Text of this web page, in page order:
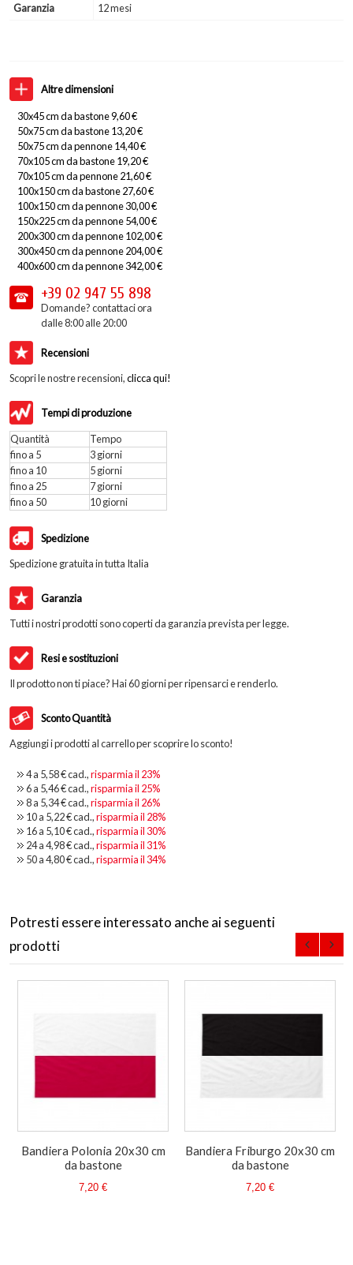
Altre dimensioni
30x45 cm da bastone 9,60 €
50x75 cm da bastone 13,20 €
50x75 cm da pennone 14,40 €
70x105 cm da bastone 19,20 €
70x105 cm da pennone 21,60 €
100x150 cm da bastone 27,60 €
100x150 cm da pennone 30,00 €
150x225 cm da pennone 54,00 €
200x300 cm da pennone 102,00 €
300x450 cm da pennone 204,00 €
400x600 cm da pennone 342,00 €
+39 02 947 55 898
Domande? contattaci ora
dalle 8:00 alle 20:00
Recensioni
Scopri le nostre recensioni,clicca qui!
Tempi di produzione
Quantità
Tempo
fino a 5
3 giorni
fino a 10
5 giorni
fino a 25
7 giorni
fino a 50
10 giorni
Spedizione
Spedizione gratuita in tutta Italia
Garanzia
Tutti i nostri prodotti sono coperti da garanzia prevista per legge.
Resi e sostituzioni
Il prodotto non ti piace? Hai 60 giorni per ripensarci e renderlo.
Sconto Quantità
Aggiungi i prodotti al carrello per scoprire lo sconto!
4 a 5,58 €cad.,risparmia il 23%
6 a 5,46 €cad.,risparmia il 25%
8 a 5,34 €cad.,risparmia il 26%
10 a 5,22 €cad.,risparmia il 28%
16 a 5,10 €cad.,risparmia il 30%
24 a4,98 €cad.,risparmia il 31%
50 a4,80 €cad.,risparmia il 34%
Garanzia
12 mesi
Potresti essere interessato anche ai seguenti
prodotti
Bandiera Polonia 20x30 cm
da bastone
7,20 €
Bandiera Friburgo 20x30 cm
da bastone
7,20 €